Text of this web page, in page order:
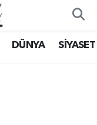
DÜNYA SİYASET